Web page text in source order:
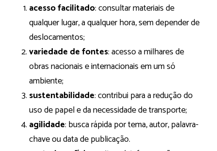
acesso facilitado: consultar materiais de
qualquer lugar, a qualquer hora, sem depender de
deslocamentos;
variedade de fontes: acesso a milhares de
obras nacionais e internacionais em um só
ambiente;
sustentabilidade: contribui para a redução do
uso de papel e da necessidade de transporte;
agilidade: busca rápida por tema, autor, palavra-
chave ou data de publicação.